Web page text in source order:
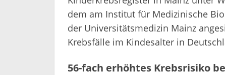
dem am Institut für Medizinische
der Universitätsmedizin Mainz
Krebsfälle im Kindesalter in
56-fach erhöhtes Krebsrisiko